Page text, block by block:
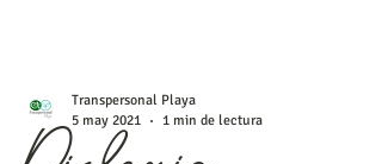
Transpersonal Playa